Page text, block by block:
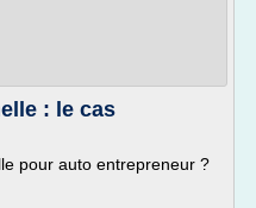
: le cas
pour auto entrepreneur ?